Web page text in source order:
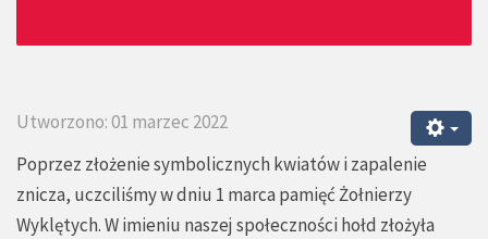
Utworzono: 01 marzec 2022
Poprzez złożenie symbolicznych kwiatów i zapalenie
znicza, uczciliśmy w dniu 1 marca pamięć Żołnierzy
Wyklętych. W imieniu naszej społeczności hołd złożyła